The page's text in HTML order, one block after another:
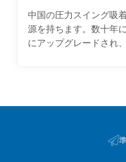
中国の圧力スイング吸
源を持ちます。数十年
にアップグレードされ